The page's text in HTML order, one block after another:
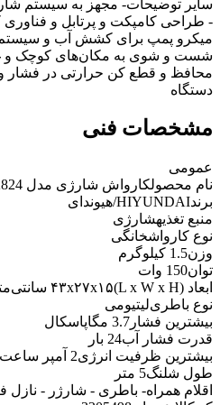
سایر توضیحات- مجهز به سیستم
- طراحی کامپکت و پرتابل و
میکرو پمپ برای کشش آب و سیستم
شست و شوی به مکان‌های کوچک و
محافظ و قطع کن حرارتی در فشار
دستگاه
مشخصات فنی
عمومی
نام محصولکارواش شارژی مدل HP2824 هیوندای
برندHIYUNDAI/هیوندای
منبع تغذیهشارژی
نوع کارواشخانگی
وزن1.5 کیلوگرم
توان150 وات
ابعاد (L x W x H)
۴۳x۲۷x۱۵ سانتی‌متر
نوع باطری‌لیتیومی
بیشترین فشار 3.7 مگاپاسکال
قدرت فشار آب24 بار
بیشترین ظرفیت انرژی2 آمپر ساعت
طول شلنگ5 متر
اقلام همراه- باطری - شارژر - نازل